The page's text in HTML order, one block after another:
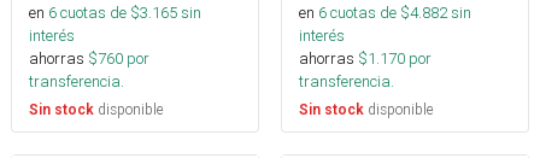
en 6cuotas de $3.165sin
interés
ahorras $760 por
transferencia.
Sin stock disponible
en 6cuotas de $4.882sin
interés
ahorras $1.170 por
transferencia.
Sin stock disponible